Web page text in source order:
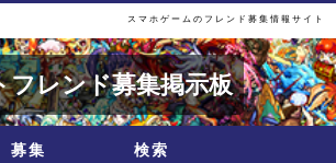
スマホゲームのフレンド募集情報サイト
フレンド募集掲示板
募集 検索